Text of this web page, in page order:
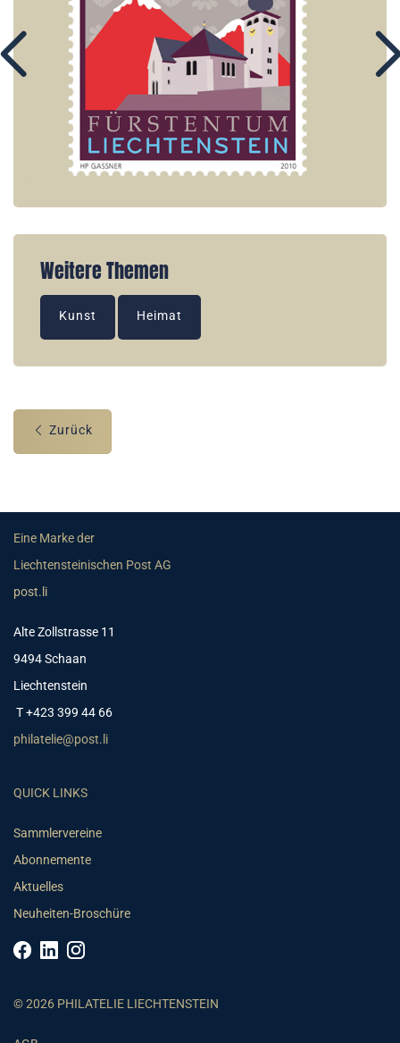
Weitere Themen
Kunst Heimat
Zurück
Eine Marke der
Liechtensteinischen Post AG
post.li
Alte Zollstrasse 11
9494 Schaan
Liechtenstein
T +423 399 44 66
philatelie@post.li
QUICK LINKS
Sammlervereine
Abonnemente
Aktuelles
Neuheiten-Broschüre
© 2026 PHILATELIE LIECHTENSTEIN